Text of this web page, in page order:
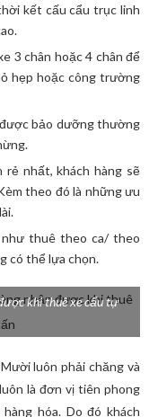
kết cấu cẩu trục linh
3 chân hoặc 4 chân để
hẹp hoặc công trường
bảo dưỡng thường
nhất, khách hàng sẽ
theo đó là những ưu
như thuê theo ca/ theo
có thể lựa chọn.
khi thuê xe cẩu tự
luôn phải chăng và
là đơn vị tiên phong
hóa. Do đó khách